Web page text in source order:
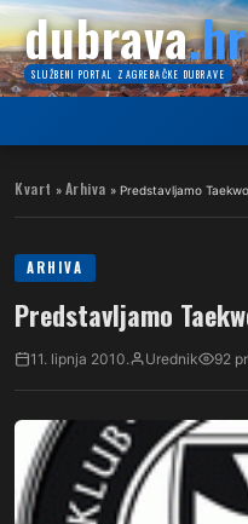
dubrava.hr
SLUŽBENI PORTAL ZAGREBAČKE DUBRAVE
Kvart » Arhiva » Predstavljamo
ARHIVA
Predstavljamo
11. lipnja 2010. Urednik 92